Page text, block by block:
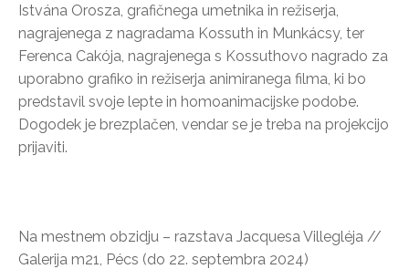
Istvána Orosza, grafičnega umetnika in režiserja,
nagrajenega z nagradama Kossuth in Munkácsy, ter
Ferenca Cakója, nagrajenega s Kossuthovo nagrado za
uporabno grafiko in režiserja animiranega filma, ki bo
predstavil svoje lepte in homoanimacijske podobe.
Dogodek je brezplačen, vendar se je treba na projekcijo
prijaviti.
Na mestnem obzidju – razstava Jacquesa Villegléja //
Galerija m21, Pécs (do 22. septembra 2024)